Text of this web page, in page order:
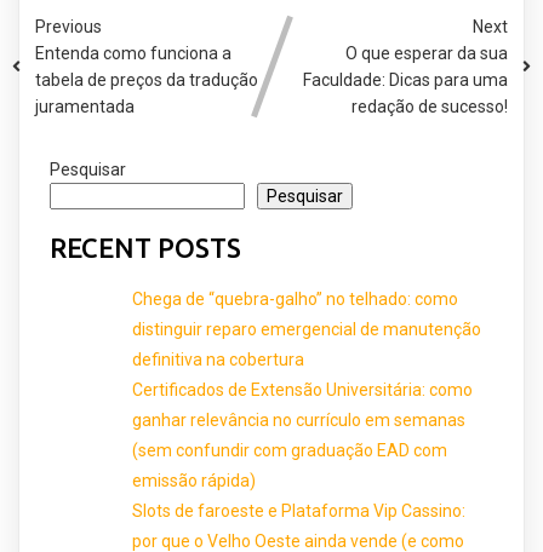
Previous
Entenda como funciona a
tabela de preços da tradução
juramentada
Next
O que esperar da sua
Faculdade: Dicas para uma
redação de sucesso!
Pesquisar
Pesquisar
RECENT POSTS
Chega de “quebra-galho” no telhado: como
distinguir reparo emergencial de manutenção
definitiva na cobertura
Certificados de Extensão Universitária: como
ganhar relevância no currículo em semanas
(sem confundir com graduação EAD com
emissão rápida)
Slots de faroeste e Plataforma Vip Cassino:
por que o Velho Oeste ainda vende (e como